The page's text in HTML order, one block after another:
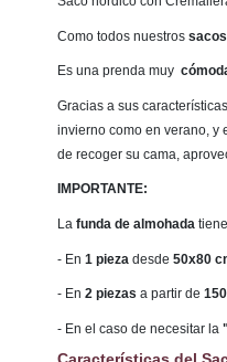
Como todos nuestros
Es una prenda muy
Gracias a sus
invierno como en verano, y
de recoger su cama,
IMPORTANTE:
La funda de almohada
- En 1 pieza desde 50x80
- En 2 piezas a partir de
- En el caso de necesitar la